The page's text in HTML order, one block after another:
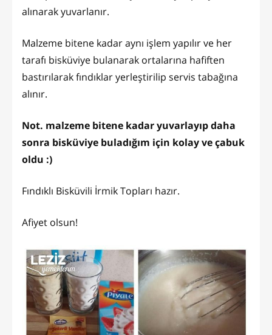
alınarak yuvarlanır.
Malzeme bitene kadar aynı işlem yapılır ve her
tarafı bisküviye bulanarak ortalarına hafiften
bastırılarak fındıklar yerleştirilip servis tabağına
alınır.
Not. malzeme bitene kadar yuvarlayıp daha
sonra bisküviye buladığım için kolay ve çabuk
oldu :)
Fındıklı Bisküvili İrmik Topları hazır.
Afiyet olsun!